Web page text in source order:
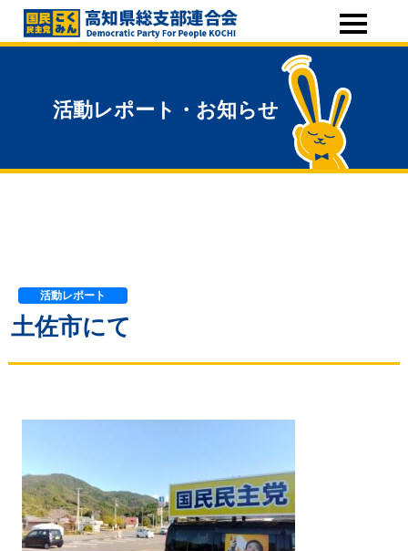
活動レポート・お知らせ
活動レポート
土佐市にて